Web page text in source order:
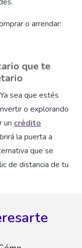
o arrendar:
que te
sea que estés
o explorando
un crédito
la puerta a
que se
de distancia de tu